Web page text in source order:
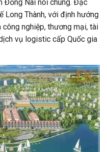
Đồng Nai nói chung. Đặc
Long Thành, với định hướng
nghiệp, thương mại, tài
vụ logistic cấp Quốc gia